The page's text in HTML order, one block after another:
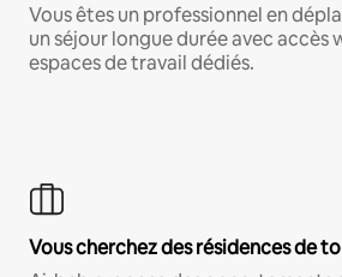
Vous êtes un professionnel en
un séjour longue durée avec
espaces de travail dédiés.
Vous cherchez des résidences de